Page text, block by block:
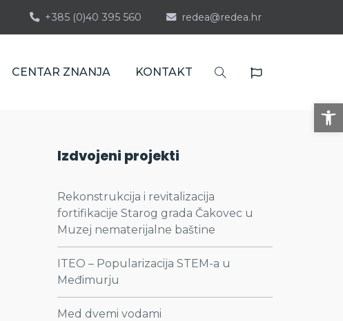
+385 (0)40 395 560 redea@redea.hr
CENTAR ZNANJA KONTAKT
Izdvojeni projekti
Rekonstrukcija i revitalizacija
fortifikacije Starog grada Čakovec u
Muzej nematerijalne baštine
ITEO – Popularizacija STEM-a u
Međimurju
Med dvemi vodami